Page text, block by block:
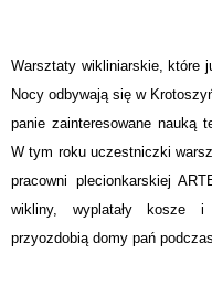
Warsztaty wikliniarskie, które
Nocy odbywają się w
panie zainteresowane nauką
W tym roku uczestniczki
pracowni plecionkarskiej
wikliny, wyplatały kosze i
przyozdobią domy pań